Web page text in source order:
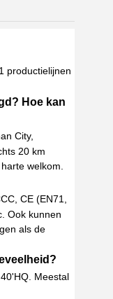
productielijnen
Hoe kan
City,
20 km
welkom.
CE (EN71,
Ook kunnen
als de
Meestal